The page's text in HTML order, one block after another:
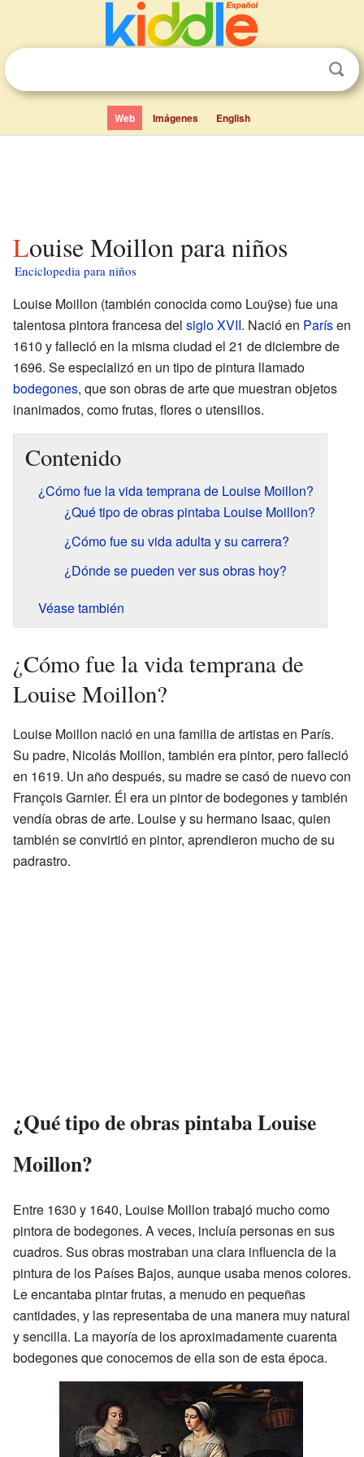
Web Imágenes English
Louise Moillon para niños
Enciclopedia para niños
Louise Moillon (también conocida como Louÿse) fue una
talentosa pintora francesa del siglo XVII. Nació en Parísen
1610 y falleció en la misma ciudad el 21 de diciembre de
1696. Se especializó en un tipo de pintura llamado
bodegones, que son obras de arte que muestran objetos
inanimados, como frutas, flores o utensilios.
Contenido
¿Cómo fue la vida temprana de Louise Moillon?
¿Qué tipo de obras pintaba Louise Moillon?
¿Cómo fue su vida adulta y su carrera?
¿Dónde se pueden ver sus obras hoy?
Véase también
¿Cómo fue la vida temprana de
Louise Moillon?
Louise Moillon nació en una familia de artistas en París.
Su padre, Nicolás Moillon, también era pintor, pero falleció
en 1619. Un año después, su madre se casó de nuevo con
François Garnier. Él era un pintor de bodegones y también
vendía obras de arte. Louise y su hermano Isaac, quien
también se convirtió en pintor, aprendieron mucho de su
padrastro.
¿Qué tipo de obras pintaba Louise
Moillon?
Entre 1630 y 1640, Louise Moillon trabajó mucho como
pintora de bodegones. A veces, incluía personas en sus
cuadros. Sus obras mostraban una clara influencia de la
pintura de los Países Bajos, aunque usaba menos colores.
Le encantaba pintar frutas, a menudo en pequeñas
cantidades, y las representaba de una manera muy natural
y sencilla. La mayoría de los aproximadamente cuarenta
bodegones que conocemos de ella son de esta época.